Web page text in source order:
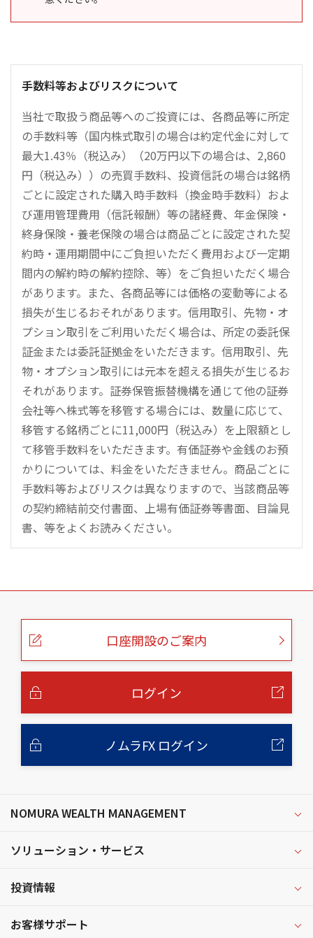
手数料等およびリスクについて
当社で取扱う商品等へのご投資には、各商品等に所定
の手数料等（国内株式取引の場合は約定代金に対して
最大1.43％（税込み）（20万円以下の場合は、2,860
円（税込み））の売買手数料、投資信託の場合は銘柄
ごとに設定された購入時手数料（換金時手数料）およ
び運用管理費用（信託報酬）等の諸経費、年金保険・
終身保険・養老保険の場合は商品ごとに設定された契
約時・運用期間中にご負担いただく費用および一定期
間内の解約時の解約控除、等）をご負担いただく場合
があります。また、各商品等には価格の変動等による
損失が生じるおそれがあります。信用取引、先物・オ
プション取引をご利用いただく場合は、所定の委託保
証金または委託証拠金をいただきます。信用取引、先
物・オプション取引には元本を超える損失が生じるお
それがあります。証券保管振替機構を通じて他の証券
会社等へ株式等を移管する場合には、数量に応じて、
移管する銘柄ごとに11,000円（税込み）を上限額とし
て移管手数料をいただきます。有価証券や金銭のお預
かりについては、料金をいただきません。商品ごとに
手数料等およびリスクは異なりますので、当該商品等
の契約締結前交付書面、上場有価証券等書面、目論見
書、等をよくお読みください。
こ
口座開設のご案内
ログイン
ノムラFX ログイン
NOMURA WEALTH MANAGEMENT
ソリューション・サービス
投資情報
お客様サポート